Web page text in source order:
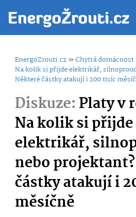
EnergoZrouti.cz»Chytrá domácnost
Na kolik si přijde elektrikář,
Některé částky atakují i 200 tisíc
Diskuze:Platy v
Na kolik si přijde
elektrikář,
nebo
částky atakují i
měsíčně